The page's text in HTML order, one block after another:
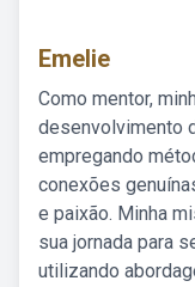
Emelie
Como mentor,
desenvolvimento
empregando
conexões
e paixão. Minha
sua jornada para
utilizando